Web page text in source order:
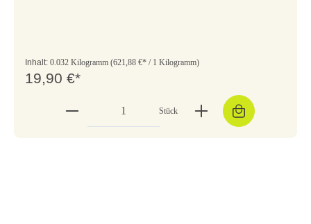
Inhalt: 0.032 Kilogramm (621,88 €* / 1 Kilogramm)
19,90 €*
Stück